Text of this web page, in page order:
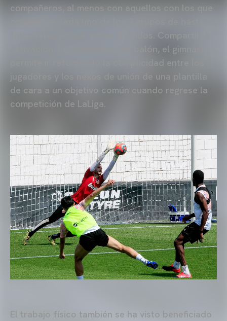
compañeros, al menos con aquellos con los que
activación, los ejercicios con balón, el gimnasio…
permite ir reforzando la complicidad entre los
jugadores y los nexos de unión de una plantilla
de cara a un objetivo común cuando regrese la
competición de LaLiga.
El trabajo físico también se ha visto beneficiado